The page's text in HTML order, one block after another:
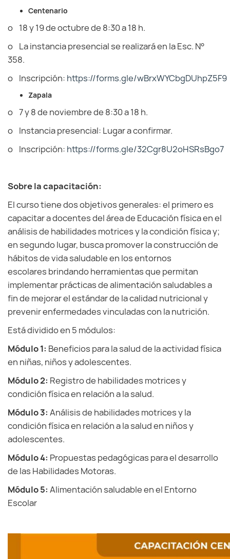
Centenario
o 18 y 19 de octubre de 8:30 a 18 h.
o La instancia presencial se realizará en la Esc. N°
358.
o Inscripción: https://forms.gle/wBrxWYCbgDUhpZ5F9
Zapala
o 7 y 8 de noviembre de 8:30 a 18 h.
o Instancia presencial: Lugar a confirmar.
o Inscripción: https://forms.gle/32Cgr8U2oHSRsBgo7
Sobre la capacitación:
El curso tiene dos objetivos generales: el primero es
capacitar a docentes del área de Educación física en el
análisis de habilidades motrices y la condición física y;
en segundo lugar, busca promover la construcción de
hábitos de vida saludable en los entornos
escolares brindando herramientas que permitan
implementar prácticas de alimentación saludables a
fin de mejorar el estándar de la calidad nutricional y
prevenir enfermedades vinculadas con la nutrición.
Está dividido en 5 módulos:
Módulo 1: Beneficios para la salud de la actividad física
en niñas, niños y adolescentes.
Módulo 2: Registro de habilidades motrices y
condición física en relación a la salud.
Módulo 3: Análisis de habilidades motrices y la
condición física en relación a la salud en niños y
adolescentes.
Módulo 4: Propuestas pedagógicas para el desarrollo
de las Habilidades Motoras.
Módulo 5: Alimentación saludable en el Entorno
Escolar